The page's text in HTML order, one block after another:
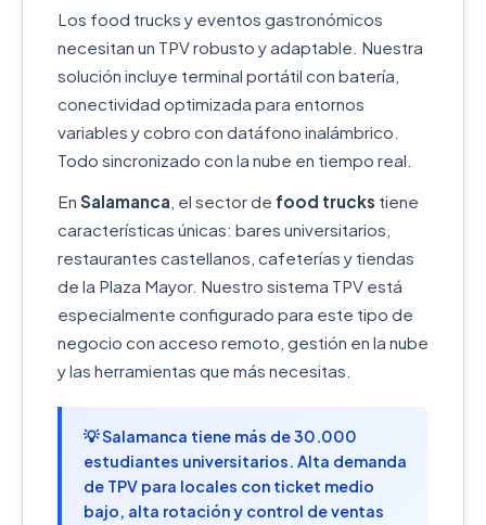
Los food trucks y eventos gastronómicos
necesitan un TPV robusto y adaptable. Nuestra
solución incluye terminal portátil con batería,
conectividad optimizada para entornos
variables y cobro con datáfono inalámbrico.
Todo sincronizado con la nube en tiempo real.
En Salamanca , el sector de food trucks tiene
características únicas: bares universitarios,
restaurantes castellanos, cafeterías y tiendas
de la Plaza Mayor. Nuestro sistema TPV está
especialmente configurado para este tipo de
negocio con acceso remoto, gestión en la nube
y las herramientas que más necesitas.
💡 Salamanca tiene más de 30.000
estudiantes universitarios. Alta demanda
de TPV para locales con ticket medio
bajo, alta rotación y control de ventas